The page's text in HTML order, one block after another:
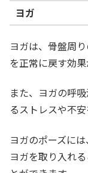
ヨガ
ヨガは、骨盤周
を正常に戻す効果
また、ヨガの呼
るストレスや不
ヨガのポーズに
ヨガを取り入れ